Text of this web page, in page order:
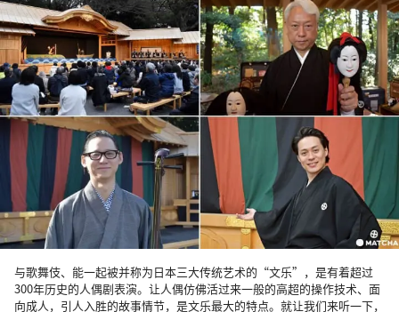
与歌舞伎、能一起被并称为日本三大传统艺术的“文乐”，是有着超过
300年历史的人偶剧表演。让人偶仿佛活过来一般的高超的操作技术、面
向成人，引人入胜的故事情节，是文乐最大的特点。就让我们来听一下，